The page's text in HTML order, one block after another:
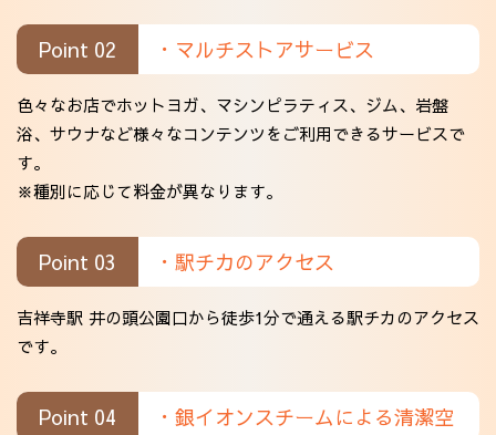
Point 02 ・マルチストアサービス
色々なお店でホットヨガ、マシンピラティス、ジム、岩盤
浴、サウナなど様々なコンテンツをご利用できるサービスで
す。
※種別に応じて料金が異なります。
Point 03 ・駅チカのアクセス
吉祥寺駅 井の頭公園口から徒歩1分で通える駅チカのアクセス
です。
Point 04 ・銀イオンスチームによる清潔空